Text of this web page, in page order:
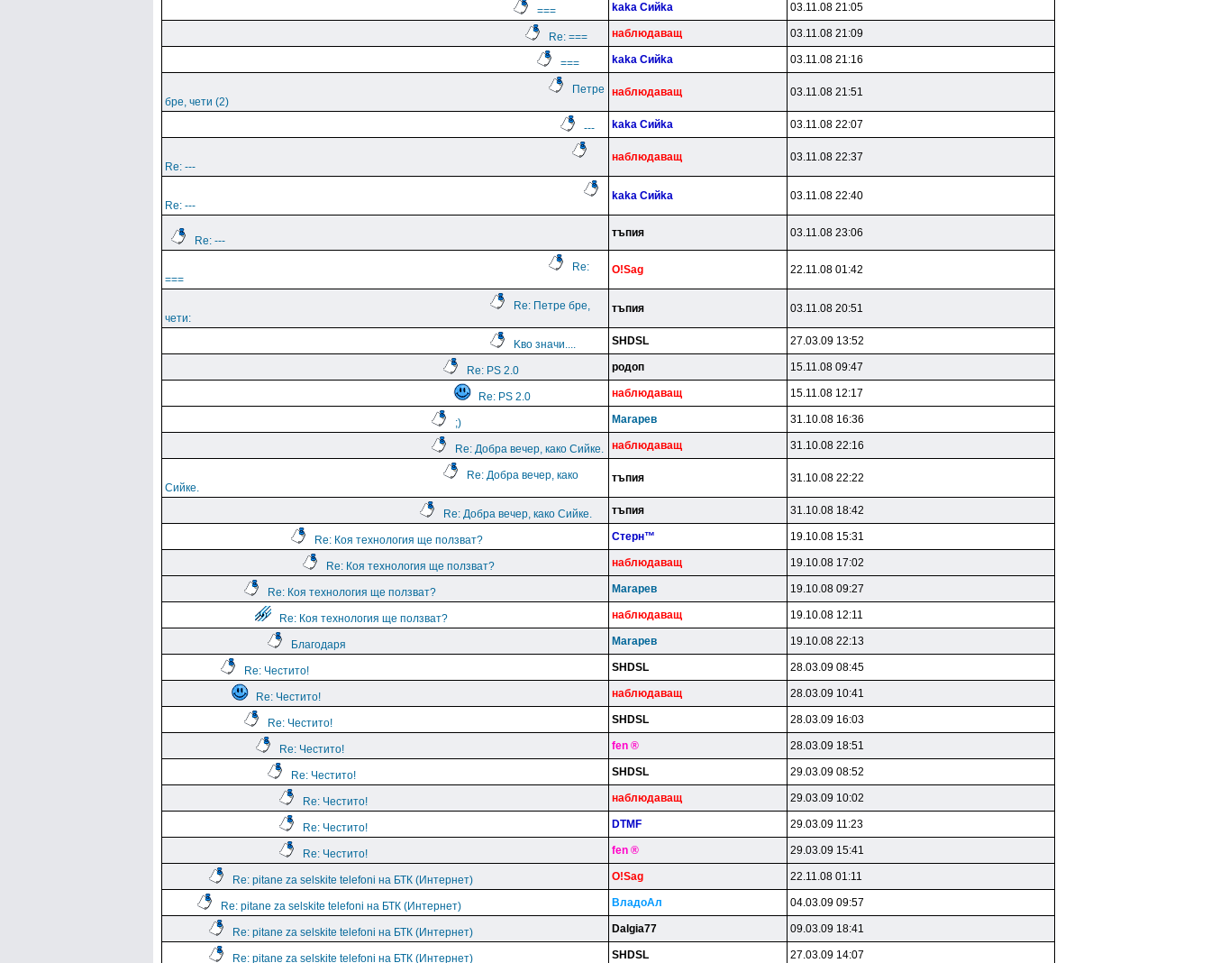
=== kaka Cийka 03.11.08 21:05
Re: === нaблюдaвaщ 03.11.08 21:09
=== kaka Cийka 03.11.08 21:16
Петре
бре, чети (2)
нaблюдaвaщ 03.11.08 21:51
--- kaka Cийka 03.11.08 22:07
Re: ---
нaблюдaвaщ 03.11.08 22:37
Re: ---
kaka Cийka 03.11.08 22:40
Re: ---
тъпия 03.11.08 23:06
Re:
===
O!Sag 22.11.08 01:42
Re: Петре бре,
чети:
тъпия 03.11.08 20:51
Kво значи.... SHDSL 27.03.09 13:52
Re: PS 2.0 poдoп 15.11.08 09:47
Re: PS 2.0 нaблюдaвaщ 15.11.08 12:17
;) Marapeв 31.10.08 16:36
Re: Добра вечер, како Сийке. нaблюдaвaщ 31.10.08 22:16
Re: Добра вечер, како
Сийке.
тъпия 31.10.08 22:22
Re: Добра вечер, како Сийке. тъпия 31.10.08 18:42
Re: Коя технология ще ползват? Cтepн™ 19.10.08 15:31
Re: Коя технология ще ползват? нaблюдaвaщ 19.10.08 17:02
Re: Коя технология ще ползват? Marapeв 19.10.08 09:27
Re: Коя технология ще ползват? нaблюдaвaщ 19.10.08 12:11
Благодаря Marapeв 19.10.08 22:13
Re: Честито! SHDSL 28.03.09 08:45
Re: Честито! нaблюдaвaщ 28.03.09 10:41
Re: Честито! SHDSL 28.03.09 16:03
Re: Честито! fen ® 28.03.09 18:51
Re: Честито! SHDSL 29.03.09 08:52
Re: Честито! нaблюдaвaщ 29.03.09 10:02
Re: Честито! DTMF 29.03.09 11:23
Re: Честито! fen ® 29.03.09 15:41
Re: pitane za selskite telefoni на БТК (Интернет) O!Sag 22.11.08 01:11
Re: pitane za selskite telefoni на БТК (Интернет) BлaдoAл 04.03.09 09:57
Re: pitane za selskite telefoni на БТК (Интернет) Dalgia77 09.03.09 18:41
Re: pitane za selskite telefoni на БТК (Интернет) SHDSL 27.03.09 14:07